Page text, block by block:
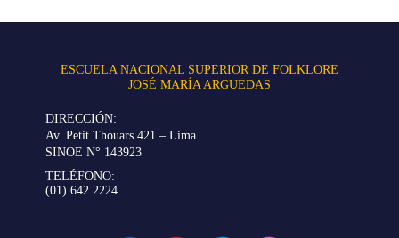
ESCUELA NACIONAL SUPERIOR DE FOLKLORE
JOSÉ MARÍA ARGUEDAS
DIRECCIÓN:
Av. Petit Thouars 421 – Lima
SINOE N° 143923
TELÉFONO:
(01) 642 2224